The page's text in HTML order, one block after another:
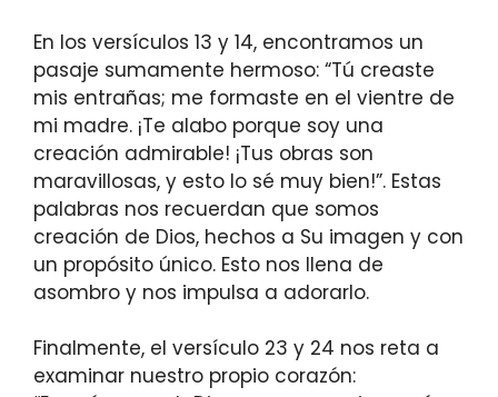
En los versículos 13 y 14, encontramos un
pasaje sumamente hermoso: “Tú creaste
mis entrañas; me formaste en el vientre de
mi madre. ¡Te alabo porque soy una
creación admirable! ¡Tus obras son
maravillosas, y esto lo sé muy bien!”. Estas
palabras nos recuerdan que somos
creación de Dios, hechos a Su imagen y con
un propósito único. Esto nos llena de
asombro y nos impulsa a adorarlo.
Finalmente, el versículo 23 y 24 nos reta a
examinar nuestro propio corazón: